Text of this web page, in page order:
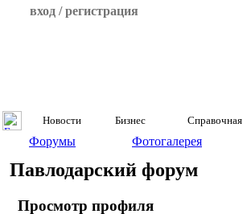
вход / регистрация
Новости Бизнес Справочная
Форумы
Фотогалерея
Павлодарский форум
Просмотр профиля